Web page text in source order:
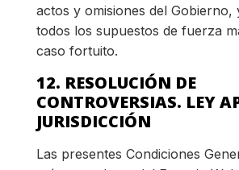
actos y omisiones del Gobierno,
todos los supuestos de fuerza
caso fortuito.
12. RESOLUCIÓN DE
CONTROVERSIAS. LEY
JURISDICCIÓN
Las presentes Condiciones